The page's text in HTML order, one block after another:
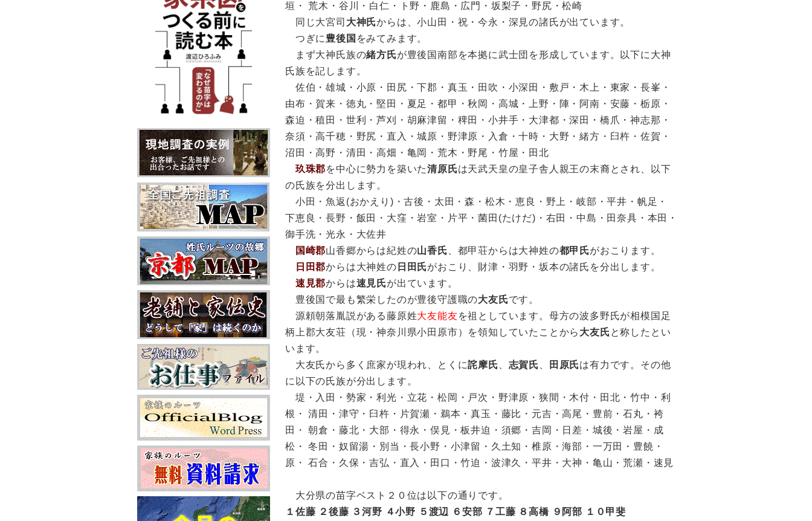
垣・ 荒木・谷川・白仁・ト野・鹿島・広門・坂梨子・野尻・松崎
同じ大宮司 大神氏からは、小山田・祝・今永・深見の諸氏が出ています。
つぎに 豊後国 をみてみます。
まず大神氏族の緒方氏が豊後国南部を本拠に武士団を形成しています。以下に大神
氏族を記します。
佐伯・雄城・小原・田尻・下郡・真玉・田吹・小深田・敷戸・木上・東家・長峯・
由布・賀来・徳丸・堅田・夏足・都甲・秋岡・高城・上野・陣・阿南・安藤・栃原・
森迫・稙田・世利・芦刈・胡麻津留・稗田・小井手・大津都・深田・橋爪・神志那・
奈須・高千穂・野尻・直入・城原・野津原・入倉・十時・大野・緒方・臼杵・佐賀・
沼田・高野・清田・高畑・亀岡・荒木・野尾・竹屋・田北
玖珠郡を中心に勢力を築いた清原氏は天武天皇の皇子舎人親王の末裔とされ、以下
の氏族を分出します。
小田・魚返(おかえり)・古後・太田・森・松木・恵良・野上・岐部・平井・帆足・
下恵良・長野・飯田・大窪・岩室・片平・菌田(たけだ)・右田・中島・田奈具・本田・
御手洗・光永・大佐井
国崎郡山香郷からは紀姓の山香氏 、都甲荘からは大神姓の都甲氏がおこります。
日田郡からは大神姓の 日田氏がおこり、財津・羽野・坂本の諸氏を分出します。
速見郡からは速見氏が出ています。
豊後国で最も繁栄したのが豊後守護職の大友氏です。
源頼朝落胤説がある藤原姓大友能友を祖としています。母方の波多野氏が相模国足
柄上郡大友荘（現・神奈川県小田原市）を領知していたことから 大友氏 と称したとい
います。
大友氏から多く庶家が現われ、とくに詫摩氏 志賀氏 田原氏は有力です。その他
に以下の氏族が分出します。
堤・入田・勢家・利光・立花・松岡・戸次・野津原・狭間・木付・田北・竹中・利
根・ 清田・津守・臼杵・片賀瀬・鵜本・真玉・藤比・元吉・高尾・豊前・石丸・袴
田・ 朝倉・藤北・大部・得永・俣見・板井迫・須郷・吉岡・日差・城後・岩屋・成
松・ 冬田・奴留湯・別当・長小野・小津留・久土知・椎原・海部・一万田・豊饒・
原・ 石合・久保・吉弘・直入・田口・竹迫・波津久・平井・大神・亀山・荒瀬・速見
大分県の苗字ベスト２０位は以下の通りです。
１佐藤 ２後藤 ３河野 ４小野 ５渡辺 ６安部 ７工藤 ８高橋 ９阿部 １０甲斐